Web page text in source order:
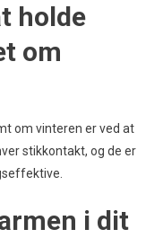
holde
om
om vinteren er ved at
stikkontakt, og de er
i dit